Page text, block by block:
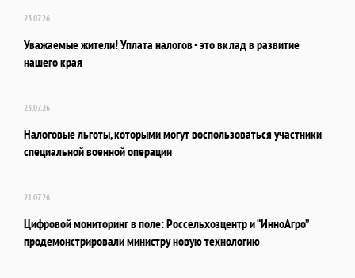
23.07.26
Уважаемые жители! Уплата налогов - это вклад в развитие
нашего края
23.07.26
Налоговые льготы, которыми могут воспользоваться участники
специальной военной операции
21.07.26
Цифровой мониторинг в поле: Россельхозцентр и “ИнноАгро”
продемонстрировали министру новую технологию